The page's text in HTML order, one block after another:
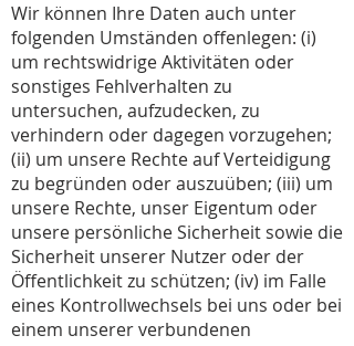
Wir können Ihre Daten auch unter
folgenden Umständen offenlegen: (i)
um rechtswidrige Aktivitäten oder
sonstiges Fehlverhalten zu
untersuchen, aufzudecken, zu
verhindern oder dagegen vorzugehen;
(ii) um unsere Rechte auf Verteidigung
zu begründen oder auszuüben; (iii) um
unsere Rechte, unser Eigentum oder
unsere persönliche Sicherheit sowie die
Sicherheit unserer Nutzer oder der
Öffentlichkeit zu schützen; (iv) im Falle
eines Kontrollwechsels bei uns oder bei
einem unserer verbundenen